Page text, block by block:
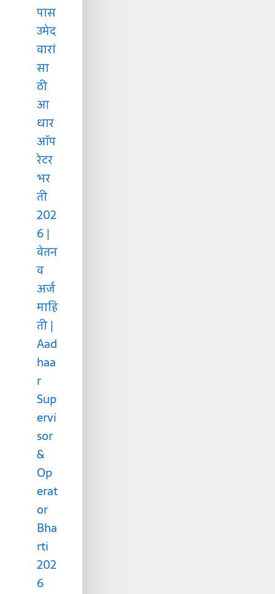
पास
उमेद
वारां
सा
ठी
आ
धार
ऑप
रेटर
भर
ती
202
6 |
वेतन
व
अर्ज
माहि
ती |
Aad
haa
r
Sup
ervi
sor
&
Op
erat
or
Bha
rti
202
6